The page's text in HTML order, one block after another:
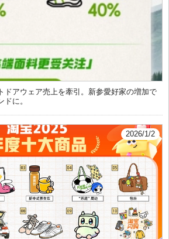
ドアウェア売上を牽引。新参愛好家の増加で
ドに。
2026/1/2